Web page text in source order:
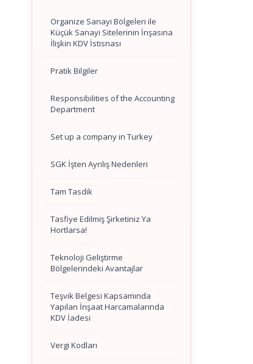
Organize Sanayi Bölgeleri ile
Küçük Sanayi Sitelerinin İnşasına
İlişkin KDV İstisnası
Pratik Bilgiler
Responsibilities of the Accounting
Department
Set up a company in Turkey
SGK İşten Ayrılış Nedenleri
Tam Tasdik
Tasfiye Edilmiş Şirketiniz Ya
Hortlarsa!
Teknoloji Geliştirme
Bölgelerindeki Avantajlar
Teşvik Belgesi Kapsamında
Yapılan İnşaat Harcamalarında
KDV İadesi
Vergi Kodları